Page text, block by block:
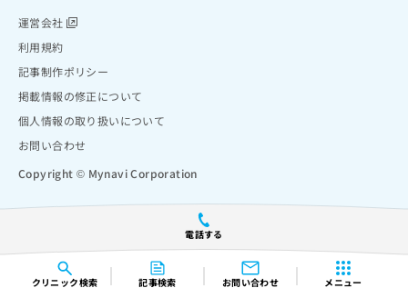
クリニック検索 記事検索 お問い合わせ メニュー
電話する
運営会社
利用規約
記事制作ポリシー
掲載情報の修正について
個人情報の取り扱いについて
お問い合わせ
Copyright © Mynavi Corporation